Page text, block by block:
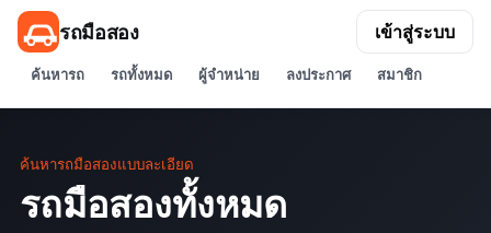
รถมือสอง
ค้นหารถ รถทั้งหมด ผู้จำหน่าย ลงประกาศ สมาชิก
เข้าสู่ระบบ
ค้นหารถมือสองแบบละเอียด
รถมือสองทั้งหมด